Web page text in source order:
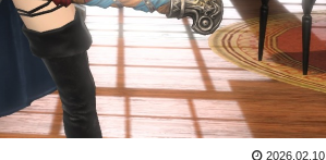
2026.02.10